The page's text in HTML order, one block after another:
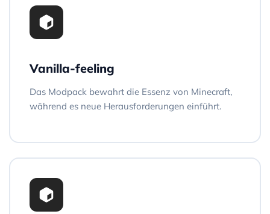
Vanilla-feeling
Das Modpack bewahrt die Essenz von Minecraft,
während es neue Herausforderungen einführt.